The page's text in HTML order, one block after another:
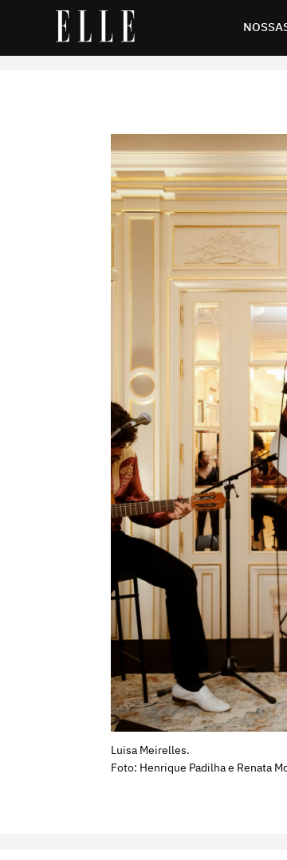
Luisa Meirelles.
Foto: Henrique Padilha e Renata